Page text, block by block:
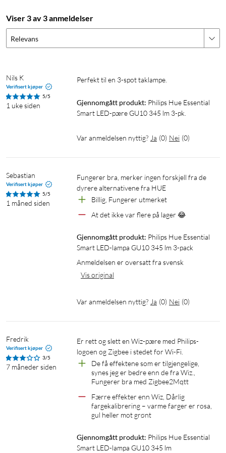
systemet. Via Bridge blir GU10-pæren kompatibel med
Amazon Alexa, Google Assistant, Apple HomeKit og Matter,
og kommuniserer stabilt via Zigbee-nettverket.
Essential-serien er en del av Philips Hues sortiment av smarte
lyskilder og bygger på samme teknologi som de øvrige
modellene. Forskjellen ligger hovedsakelig i lysstyrke og
materialvalg, noe som gjør lyskildene litt enklere, men fullt
Spesifikasjoner
Generelt
Formfaktor: MR16 / GU10
Sokkel: GU10
Effekt: 4,7 W (tilsvarer ca. 50 W halogen).
Energieffektivitetsklasse: Ok
Levetid: opptil 15 000 timer
Antall tennesykluser: 50 000
Spredningsvinkel: 90°
Driftstemperatur: -20 til +45 °C
Lysegenskaper
Lysfluks: opptil 345 lm
Fargetemperatur: 2200–6500 K (varmhvitt til kaldhvitt)
Fargespekter: over 16 millioner farger
Fargegjengivelsesindeks (CRI): ≥80
Kan dimmes: Ja (via app, talestyring eller automatisering)
Protokoll: Zigbee (IEEE 802.15.4) og Bluetooth Low Energy
Viser 3 av 3 anmeldelser
Relevans
Nils K
Verifisert kjøper
5/5
1 uke siden
Perfekt til en 3-spot taklampe.
Gjennomgått produkt: Philips Hue Essential
Smart LED-pære GU10 345 lm 3-pk.
Var anmeldelsen nyttig? Ja (0) Nei (0)
Sebastian
Verifisert kjøper
5/5
1 måned siden
Fungerer bra, merker ingen forskjell fra de
dyrere alternativene fra HUE
Billig, Fungerer utmerket
At det ikke var flere på lager 😂
Gjennomgått produkt: Philips Hue Essential
Smart LED-lampa GU10 345 lm 3-pack
Anmeldelsen er oversatt fra svensk
Vis original
Var anmeldelsen nyttig? Ja (0) Nei (0)
Fredrik
Verifisert kjøper
3/5
7 måneder siden
Er rett og slett en Wiz-pære med Philips-
logoen og Zigbee i stedet for Wi-Fi.
De få effektene som er tilgjengelige,
synes jeg er bedre enn de fra Wiz.,
Fungerer bra med Zigbee2Mqtt
Færre effekter enn Wiz, Dårlig
fargekalibrering – varme farger er rosa,
gul heller mot grønt
Gjennomgått produkt: Philips Hue Essential
Smart LED-lampa GU10 345 lm